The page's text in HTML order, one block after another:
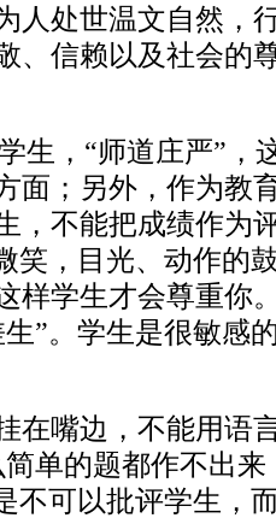
人处世温文自然，
、信赖以及社会的
生，“师道庄严”，
面；另外，作为教
，不能把成绩作为
笑，目光、动作的
样学生才会尊重你
”。学生是很敏感
在嘴边，不能用语
单的题都作不出
不可以批评学生，